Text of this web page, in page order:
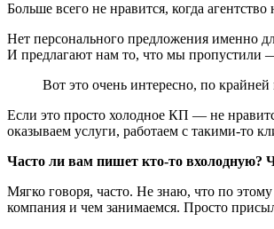
Больше всего не нравится, когда
Нет персонального предложения именно
И предлагают нам то, что мы пропустили
Вот это очень интересно, по
Если это просто холодное КП — не
оказываем услуги, работаем с такими-то
Часто ли вам пишет кто-то вхолодную?
Мягко говоря, часто. Не знаю, что по
компания и чем занимаемся. Просто